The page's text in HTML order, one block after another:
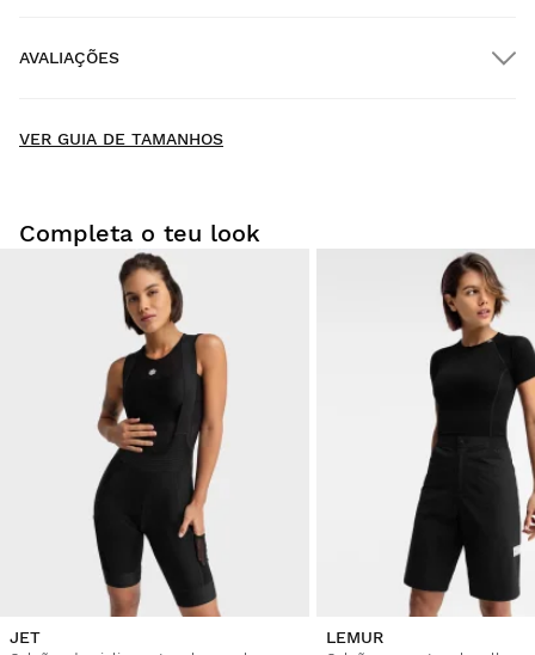
Entrega no domicílio a partir de $300.00
Experimente os nossos artigos confortavelmente em sua
casa. Tem 30 dias desde a entrega para iniciar uma
A partir da sua conta de utilizador, pode devolver de forma
fácil e rápida um artigo da sua encomenda.
Emitir o seu reembolso para o método de
pagamento original
Desde $9.95
AVALIAÇÕES
VER GUIA DE TAMANHOS
Completa o teu look
JET LEMUR